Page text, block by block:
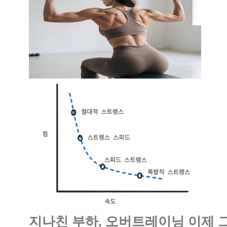
지나친 부하, 오버트레이닝 이제